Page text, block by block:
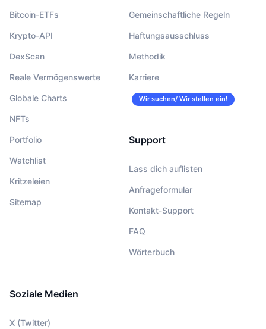
Bitcoin-ETFs
Krypto-API
DexScan
Reale Vermögenswerte
Globale Charts
NFTs
Portfolio
Watchlist
Kritzeleien
Sitemap
Gemeinschaftliche Regeln
Haftungsausschluss
Methodik
Karriere
Wir suchen/ Wir stellen ein!
Support
Lass dich auflisten
Anfrageformular
Kontakt-Support
FAQ
Wörterbuch
Soziale Medien
X (Twitter)